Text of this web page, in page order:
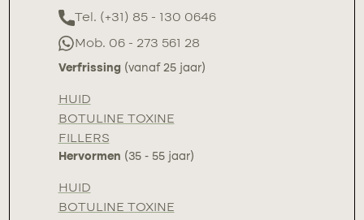
Tel. (+31) 85 - 130 0646
Mob. 06 - 273 561 28
Verfrissing (vanaf 25 jaar)
HUID
BOTULINE TOXINE
FILLERS
Hervormen (35 - 55 jaar)
HUID
BOTULINE TOXINE